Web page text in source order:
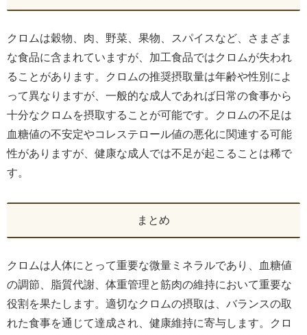
クロムは穀物、肉、野菜、果物、スパイスなど、さまざま
な食品に含まれていますが、加工食品ではクロムが失われ
ることがあります。クロムの推奨摂取量は年齢や性別によ
って異なりますが、一般的な成人であれば日常の食事から
十分なクロムを摂取することが可能です。クロムの不足は
血糖値の不安定やコレステロール値の悪化に関連する可能
性がありますが、健康な成人では不足が起こることは稀で
す。
まとめ
クロムは人体にとって重要な微量ミネラルであり、血糖値
の調節、脂質代謝、体重管理と筋肉の維持において重要な
役割を果たします。適切なクロムの摂取は、バランスの取
れた食事を通じて達成され、健康維持に寄与します。クロ